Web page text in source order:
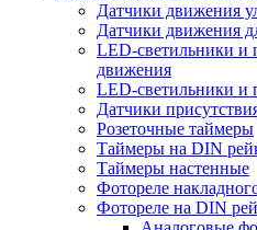
Датчики движения
Датчики движения
LED-светильники и
движения
LED-светильники и
Датчики
Розеточные таймеры
Таймеры на DIN
Таймеры настенные
Фотореле
Фотореле на DIN